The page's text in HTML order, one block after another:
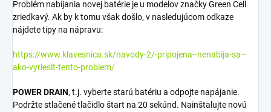
Problém nabíjania novej batérie je u modelov značky Green Cell
zriedkavý. Ak by k tomu však došlo, v nasledujúcom odkaze
nájdete tipy na nápravu:
https://www.klavesnica.sk/navody-2/-pripojena--nenabija-sa--
ako-vyriesit-tento-problem/
POWER DRAIN, t.j. vyberte starú batériu a odpojte napájanie.
Podržte stlačené tlačidlo štart na 20 sekúnd. Nainštalujte novú